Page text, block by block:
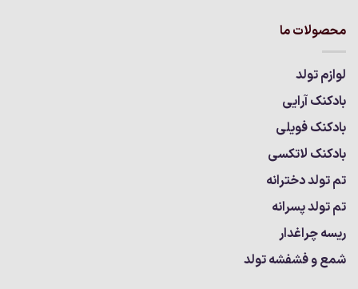
محصولات ما
لوازم تولد
بادکنک آرایی
بادکنک فویلی
بادکنک لاتکسی
تم تولد دخترانه
تم تولد پسرانه
ریسه چراغدار
شمع و فشفشه تولد